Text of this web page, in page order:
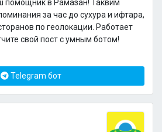
помощник в Рамазан! Таквим
за час до сухура и ифтара,
по геолокации. Работает
свой пост с умным ботом!
Telegram бот